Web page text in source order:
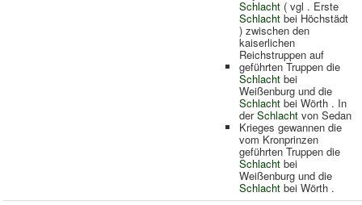
Schlacht ( vgl . Erste
Schlacht bei Höchstädt
) zwischen den
kaiserlichen
Reichstruppen auf
geführten Truppen die
Schlacht bei
Weißenburg und die
Schlacht bei Wörth . In
derSchlacht von Sedan
Krieges gewannen die
vom Kronprinzen
geführten Truppen die
Schlacht bei
Weißenburg und die
Schlacht bei Wörth .